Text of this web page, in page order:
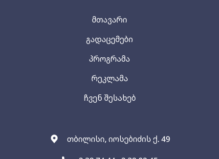
თბილისი, იოსებიძის ქ. 49
მთავარი
გადაცემები
პროგრამა
რეკლამა
ჩვენ შესახებ